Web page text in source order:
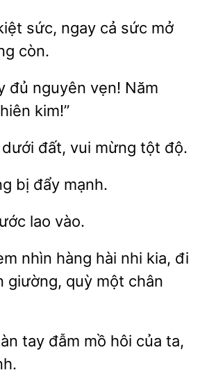
sức, ngay
sức
còn.
đủ nguyên vẹn! Năm
kim!”
dưới đất, vui độ.
bị mạnh.
nhìn hàng hài nhi kia,
giường, quỳ
chân
đẫm mồ hôi của